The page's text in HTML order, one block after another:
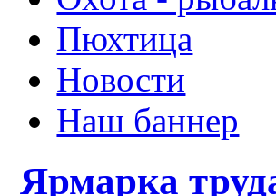
Пюхтица
Новости
Наш баннер
Ярмарка